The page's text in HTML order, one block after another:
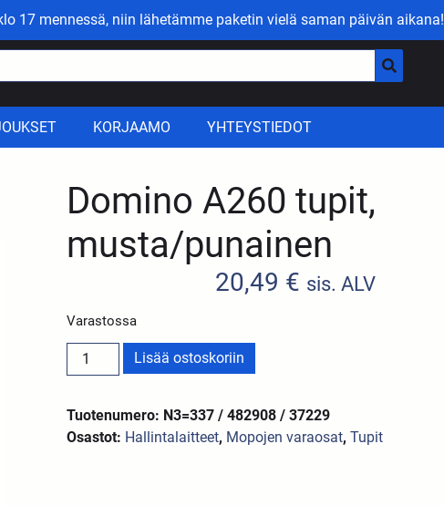
17 mennessä, niin lähetämme paketin vielä saman päivän aikana!
KORJAAMO YHTEYSTIEDOT
Domino A260 tupit,
musta/punainen
20,49 € sis. ALV
Varastossa
Lisää ostoskoriin
Tuotenumero: N3=337 / 482908 / 37229
Osastot: Hallintalaitteet, Mopojen varaosat,Tupit